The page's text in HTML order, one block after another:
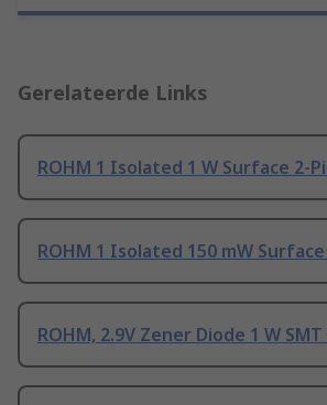
Gerelateerde Links
ROHM 1 Isolated 1 W Surface 2-
ROHM 1 Isolated 150 mW Surface
ROHM, 2.9V Zener Diode 1 W